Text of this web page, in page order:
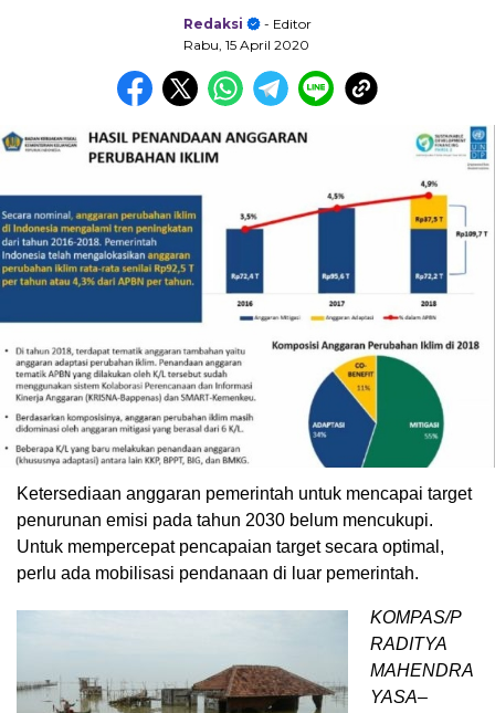
Redaksi
- Editor
Rabu, 15 April 2020
Ketersediaan anggaran pemerintah untuk mencapai target
penurunan emisi pada tahun 2030 belum mencukupi.
Untuk mempercepat pencapaian target secara optimal,
perlu ada mobilisasi pendanaan di luar pemerintah.
KOMPAS/P
RADITYA
MAHENDRA
YASA–